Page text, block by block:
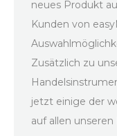
neues Produkt
Kunden von
Zusätzlich zu
jetzt einige der
auf allen